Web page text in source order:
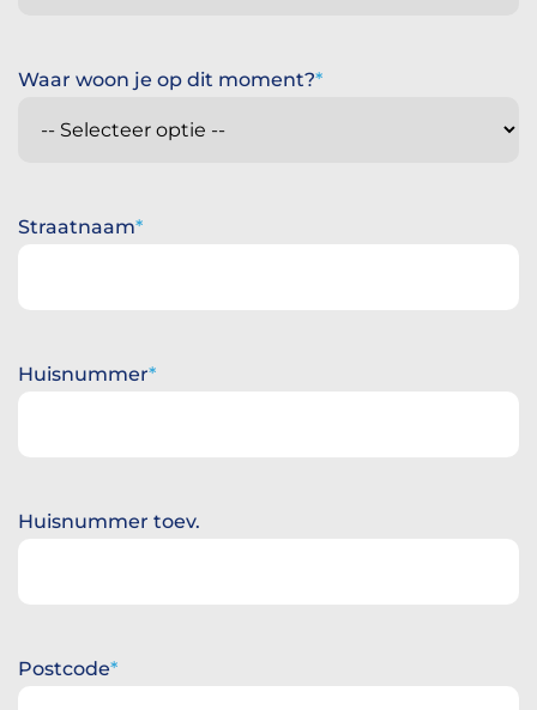
Waar woon je op dit moment?
Straatnaam
Huisnummer
Huisnummer toev.
Postcode